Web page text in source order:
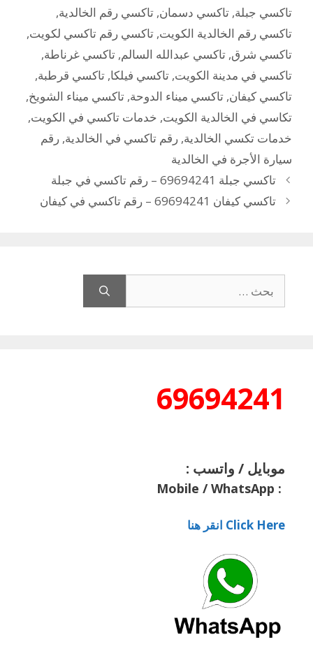
تاكسي جبلة, تاكسي دسمان, تاكسي رقم الخالدية,
تاكسي رقم الخالدية الكويت, تاكسي رقم تاكسي لكويت,
تاكسي شرق, تاكسي عبدالله السالم, تاكسي غرناطة,
تاكسي في مدينة الكويت, تاكسي فيلكا, تاكسي قرطبة,
تاكسي كيفان, تاكسي ميناء الدوحة, تاكسي ميناء الشويخ,
تكاسي في الخالدية الكويت, خدمات تاكسي في الكويت,
خدمات تكسي الخالدية, رقم تاكسي في الخالدية, رقم
سيارة الأجرة في الخالدية
تاكسي جبلة 69694241 – رقم تاكسي في جبلة
تاكسي كيفان 69694241 – رقم تاكسي في كيفان
عن:
69694241
موبايل / واتسب :
:
Mobile / WhatsApp
Click Here انقر هنا